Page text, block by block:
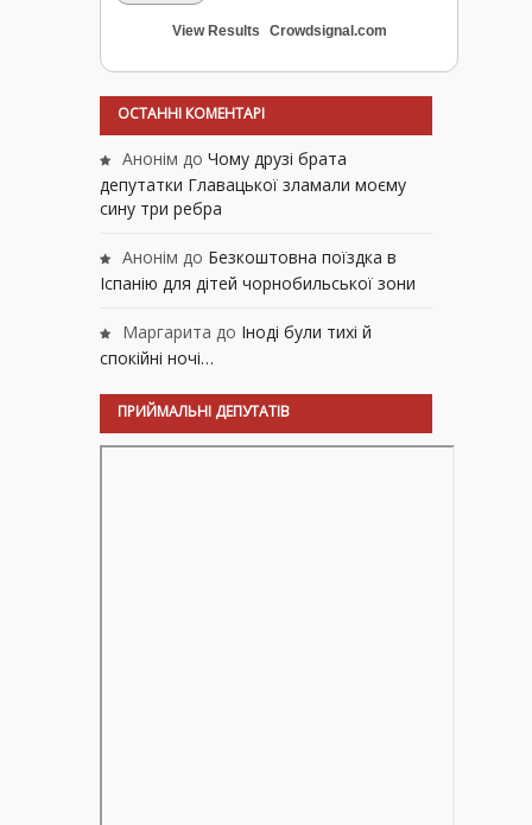
View Results Crowdsignal.com
ОСТАННІ КОМЕНТАРІ
Анонім до Чому друзі брата
депутатки Главацької зламали моєму
сину три ребра
Анонім до Безкоштовна поїздка в
Іспанію для дітей чорнобильської зони
Маргарита до Іноді були тихі й
спокійні ночі…
ПРИЙМАЛЬНІ ДЕПУТАТІВ